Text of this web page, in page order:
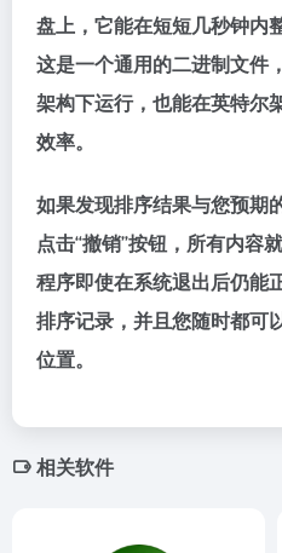
盘上，它能在短短几秒钟内
这是一个通用的二进制文件
架构下运行，也能在英特尔
效率。
如果发现排序结果与您预期
点击“撤销”按钮，所有内容
程序即使在系统退出后仍能
排序记录，并且您随时都可
位置。
相关软件